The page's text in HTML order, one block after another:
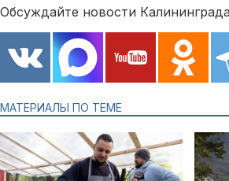
Обсуждайте новости
МАТЕРИАЛЫ ПО ТЕМЕ